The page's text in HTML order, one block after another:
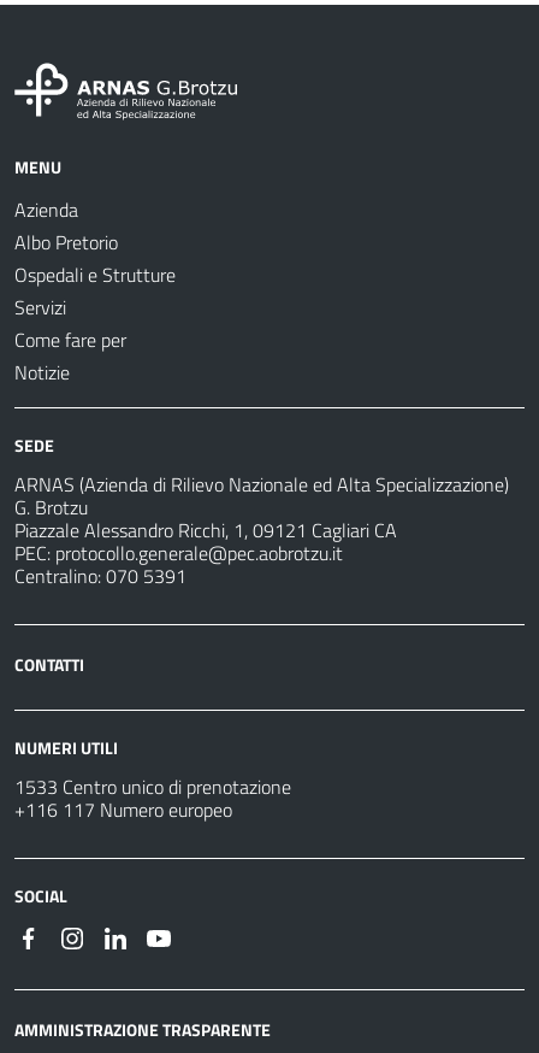
MENU
Azienda
Albo Pretorio
Ospedali e Strutture
Servizi
Come fare per
Notizie
SEDE
ARNAS (Azienda di Rilievo Nazionale ed Alta Specializzazione)
G. Brotzu
Piazzale Alessandro Ricchi, 1, 09121 Cagliari CA
PEC: protocollo.generale@pec.aobrotzu.it
Centralino: 070 5391
CONTATTI
NUMERI UTILI
1533 Centro unico di prenotazione
+116 117 Numero europeo
SOCIAL
AMMINISTRAZIONE TRASPARENTE